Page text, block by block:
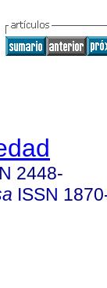
2448-
ISSN